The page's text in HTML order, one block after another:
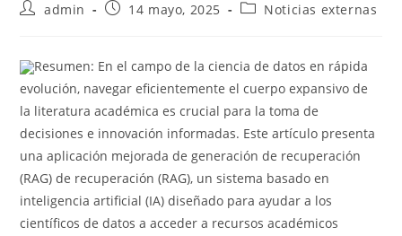
admin 14 mayo, 2025 Noticias externas
Resumen: En el campo de la ciencia de datos en rápida
evolución, navegar eficientemente el cuerpo expansivo de
la literatura académica es crucial para la toma de
decisiones e innovación informadas. Este artículo presenta
una aplicación mejorada de generación de recuperación
(RAG) de recuperación (RAG), un sistema basado en
inteligencia artificial (IA) diseñado para ayudar a los
científicos de datos a acceder a recursos académicos